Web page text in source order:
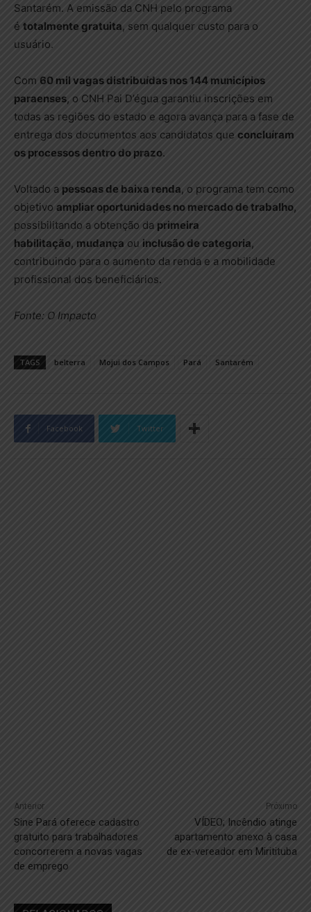
Santarém. A emissão da CNH pelo programa
é totalmente gratuita, sem qualquer custo para o
usuário.
Com 60 mil vagas distribuídas nos 144 municípios
paraenses, o CNH Pai D’égua garantiu inscrições em
todas as regiões do estado e agora avança para a fase de
entrega dos documentos aos candidatos que concluíram
os processos dentro do prazo.
Voltado a pessoas de baixa renda, o programa tem como
objetivo ampliar oportunidades no mercado de trabalho,
possibilitando a obtenção da primeira
habilitação, mudança ou inclusão de categoria,
contribuindo para o aumento da renda e a mobilidade
profissional dos beneficiários.
Fonte: O Impacto
TAGS belterra Mojui dos Campos Pará Santarém
Facebook Twitter
Anterior
Sine Pará oferece cadastro
gratuito para trabalhadores
concorrerem a novas vagas
de emprego
Próximo
VÍDEO; Incêndio atinge
apartamento anexo à casa
de ex-vereador em Miritituba